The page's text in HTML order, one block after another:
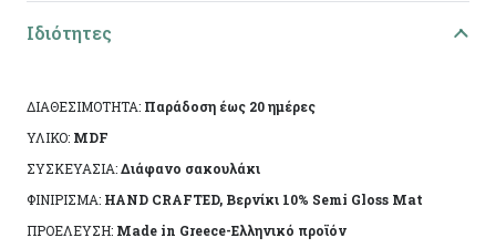
Ειδικά χαρακτηριστικά: Χειροποίητη κατασκευή,
Το αντικείμενο ενδέχεται να φέρει ελάχιστες
αποκλίσεις ανά προϊόν λόγω της χειροποίητης
κατασκευής του. Made in Greece, by Korres Craft
Ιδιότητες
ΔΙΑΘΕΣΙΜΟΤΗΤΑ: Παράδοση έως 20 ημέρες
ΥΛΙΚΟ: MDF
ΣΥΣΚΕΥΑΣΙΑ:Διάφανο σακουλάκι
ΦΙΝΙΡΙΣΜΑ: HAND CRAFTED, Βερνίκι 10% Semi Gloss Mat
ΠΡΟΕΛΕΥΣΗ: Made in Greece-Ελληνικό προϊόν